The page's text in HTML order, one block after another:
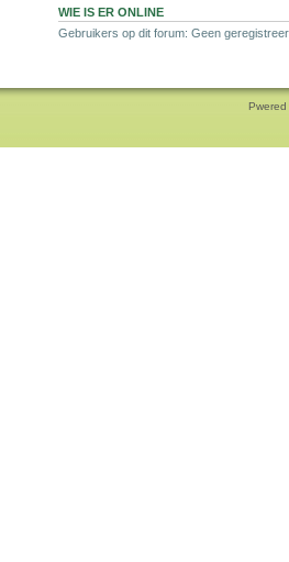
WIE IS ER ONLINE
Gebruikers op dit forum: Geen